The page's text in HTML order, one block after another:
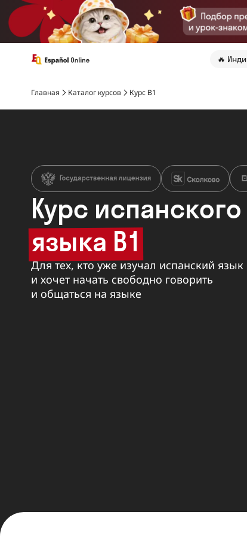
🔥
Главная Каталог курсов Курс B1
Курс испанского
языка B1
Для тех, кто уже изучал испанский язык
и хочет начать свободно говорить
и общаться на языке